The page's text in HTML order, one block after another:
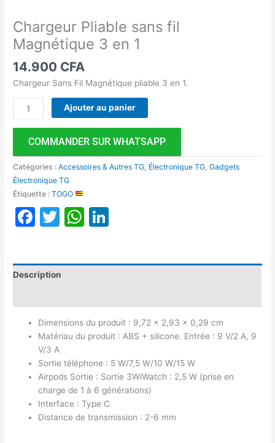
Chargeur Pliable sans fil
Magnétique 3 en 1
14.900 CFA
Chargeur Sans Fil Magnétique pliable 3 en 1.
Ajouter au panier
COMMANDER SUR WHATSAPP
Catégories :Accessoires & Autres TG, Électronique TG,Gadgets
Électronique TG
Étiquette :TOGO
Facebook
TwitterWhatsApp
Description
Dimensions du produit : 9,72 x 2,93 x 0,29 cm
Matériau du produit : ABS + silicone. Entrée : 9 V/2 A, 9
V/3 A
Sortie téléphone : 5 W/7,5 W/10 W/15 W
Airpods Sortie : Sortie 3WiWatch : 2,5 W (prise en
charge de 1 à 6 générations)
Interface : Type C
Distance de transmission : 2-6 mm